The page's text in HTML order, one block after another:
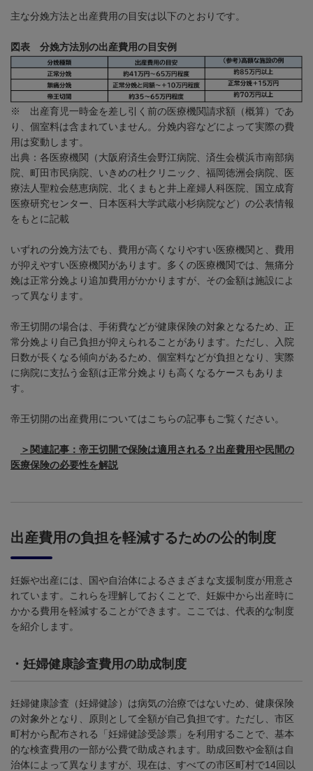
主な分娩方法と出産費用の目安は以下のとおりです。
図表 分娩方法別の出産費用の目安例
※ 出産育児一時金を差し引く前の医療機関請求額（概算）であ
り、個室料は含まれていません。分娩内容などによって実際の費
用は変動します。
出典：各医療機関（大阪府済生会野江病院
済生会横浜市南部病
院
町田市民病院 いきめの杜クリニック 福岡徳洲会病院
医
療法人聖粒会慈恵病院
北くまもと井上産婦人科医院
国立成育
医療研究センター
日本医科大学武蔵小杉病院など）の公表情報
をもとに記載
いずれの分娩方法でも、費用が高くなりやすい医療機関と、費用
が抑えやすい医療機関があります。多くの医療機関では、無痛分
娩は正常分娩より追加費用がかかりますが、その金額は施設によ
って異なります。
帝王切開の場合は、手術費などが健康保険の対象となるため、正
常分娩より自己負担が抑えられることがあります。ただし、入院
日数が長くなる傾向があるため、個室料などが負担となり、実際
に病院に支払う金額は正常分娩よりも高くなるケースもありま
す。
帝王切開の出産費用についてはこちらの記事もご覧ください。
＞関連記事： 帝王切開で保険は適用される？出産費用や民間の
医療保険の必要性を解説
出産費用の負担を軽減するための公的制度
妊娠や出産には、国や自治体によるさまざまな支援制度が用意さ
れています。これらを理解しておくことで、妊娠中から出産時に
かかる費用を軽減することができます。ここでは、代表的な制度
を紹介します。
・ 妊婦健康診査費用の助成制度
妊婦健康診査（妊婦健診）は病気の治療ではないため、健康保険
の対象外となり、原則として全額が自己負担です。ただし、市区
町村から配布される「妊婦健診受診票」を利用することで、基本
的な検査費用の一部が公費で助成されます。助成回数や金額は自
治体によって異なりますが、現在は、すべての市区町村で14回以